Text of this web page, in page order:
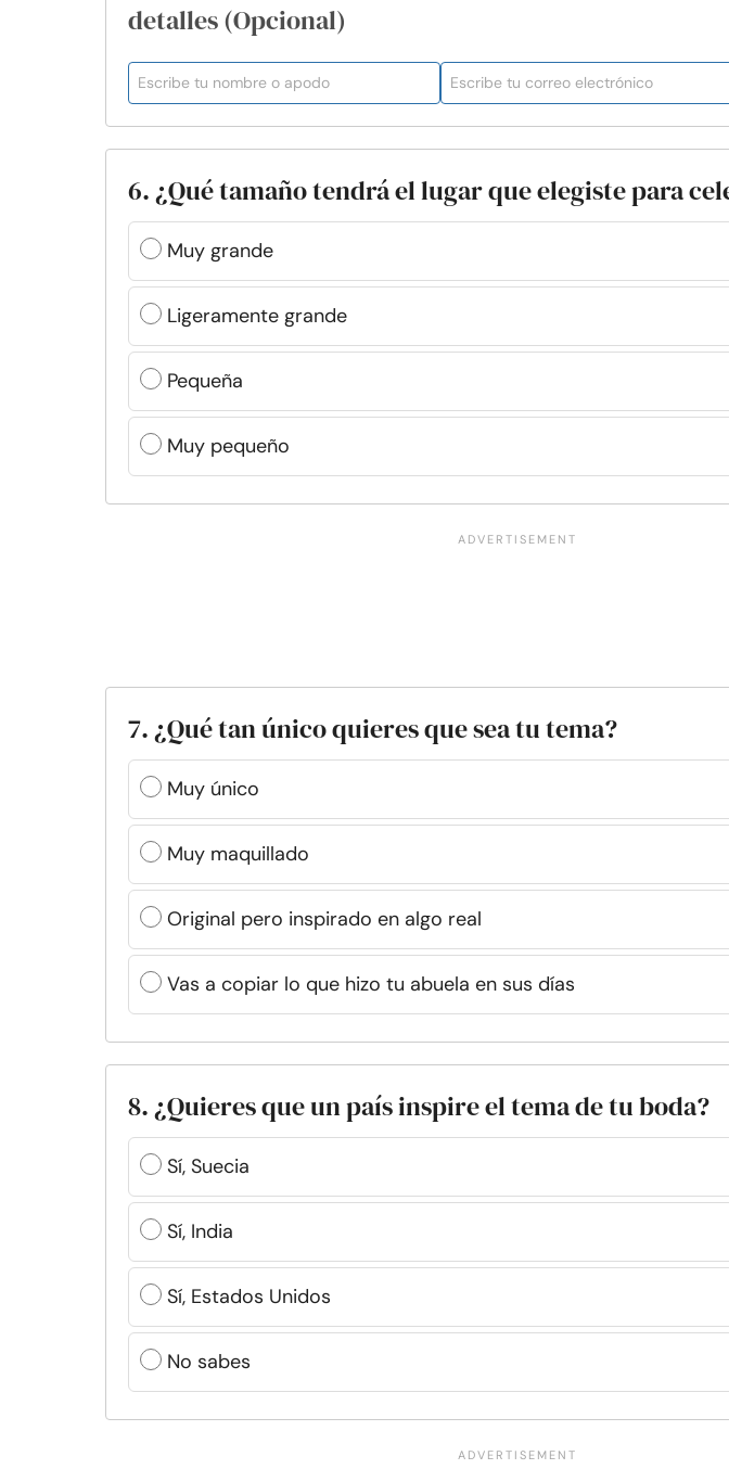
detalles (Opcional)
6. ¿Qué tamaño tendrá el lugar que elegiste para
Muy grande
Ligeramente grande
Pequeña
Muy pequeño
7. ¿Qué tan único quieres que sea tu tema?
Muy único
Muy maquillado
Original pero inspirado en algo real
Vas a copiar lo que hizo tu abuela en sus días
8. ¿Quieres que un país inspire el tema de tu boda?
Sí, Suecia
Sí, India
Sí, Estados Unidos
No sabes